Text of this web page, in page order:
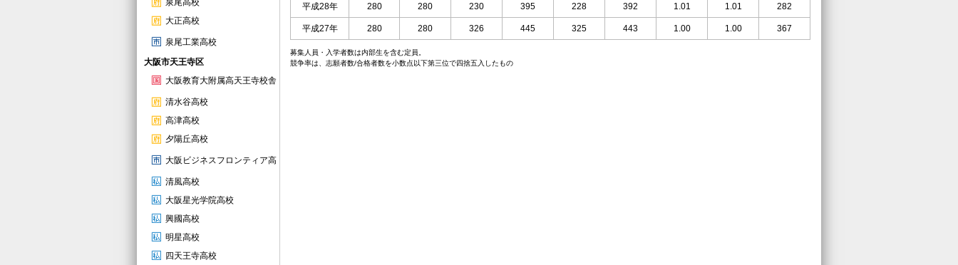
平成28年 280 280 230 395 228 392 1.01 1.01 282
平成27年 280 280 326 445 325 443 1.00 1.00 367
募集人員・入学者数は内部生を含む定員。
競争率は、志願者数/合格者数を小数点以下第三位で四捨五入したもの
泉尾高校
大正高校
泉尾工業高校
大阪市天王寺区
大阪教育大附属高天王寺校舎
清水谷高校
高津高校
夕陽丘高校
大阪ビジネスフロンティア高
清風高校
大阪星光学院高校
興國高校
明星高校
四天王寺高校